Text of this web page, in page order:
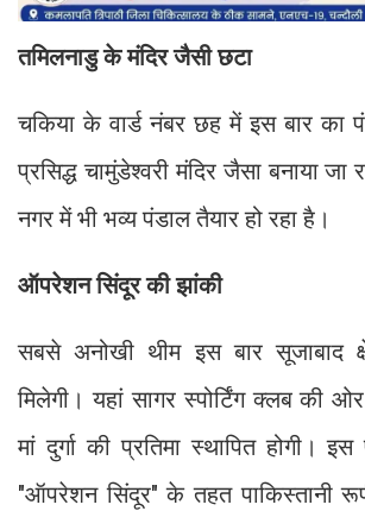
तमिलनाडु के मंदिर जैसी छटा
चकिया के वार्ड नंबर छह में इस बार का
प्रसिद्ध चामुंडेश्वरी मंदिर जैसा बनाया
नगर में भी भव्य पंडाल तैयार हो रहा है।
ऑपरेशन सिंदूर की झांकी
सबसे अनोखी थीम इस बार सूजाबाद
मिलेगी। यहां सागर स्पोर्टिंग क्लब की
मां दुर्गा की प्रतिमा स्थापित होगी। इस
"ऑपरेशन सिंदूर" के तहत पाकिस्तानी